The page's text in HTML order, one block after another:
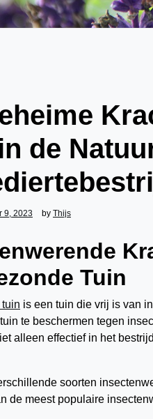
de
9, 2023 by Thijs
Tuin
is een tuin die vrij is van
te beschermen tegen
alleen effectief in het
soorten
de meest populaire